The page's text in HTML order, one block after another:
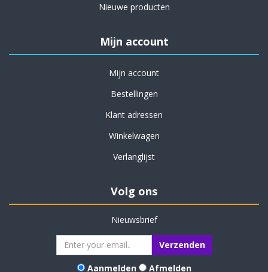
Nieuwe producten
Mijn account
Mijn account
Bestellingen
Klant adressen
Winkelwagen
Verlanglijst
Volg ons
Nieuwsbrief
Aanmelden Afmelden